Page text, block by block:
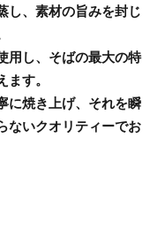
し、素材の旨みを封じ
用し、そばの最大の特
す。
に焼き上げ、それを瞬
ないクオリティーでお